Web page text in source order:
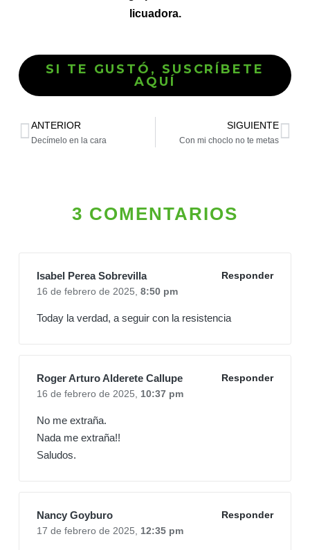
licuadora.
SI TE GUSTÓ, SUSCRÍBETE
AQUÍ
ANTERIOR
Decímelo en la cara
SIGUIENTE
Con mi choclo no te metas
3 COMENTARIOS
Isabel Perea Sobrevilla
Responder
16 de febrero de 2025, 8:50 pm
Today la verdad, a seguir con la resistencia
Roger Arturo Alderete Callupe
Responder
16 de febrero de 2025, 10:37 pm
No me extraña.
Nada me extraña!!
Saludos.
Nancy Goyburo
Responder
17 de febrero de 2025, 12:35 pm